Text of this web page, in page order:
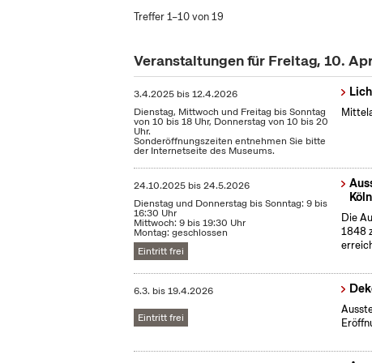
Treffer 1–10 von 19
Veranstaltungen für Freitag, 10.
3.4.2025 bis12.4.2026
Dienstag, Mittwoch und Freitag bis Sonntag
von 10 bis 18 Uhr, Donnerstag von 10 bis 20
Uhr.
Sonderöffnungszeiten entnehmen Sie bitte
der Internetseite des Museums.
24.10.2025 bis24.5.2026
Dienstag und Donnerstag bis Sonntag: 9 bis
16:30 Uhr
Mittwoch: 9 bis 19:30 Uhr
Montag: geschlossen
Eintritt frei
Köln
Die
1848
6.3. bis19.4.2026
Eintritt frei